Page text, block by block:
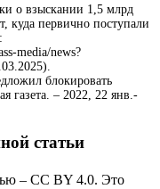
о взыскании 1,5 млрд
куда первично поступали
media/news?
блокировать
газета. – 2022, 22 янв.-
статьи
– CC BY 4.0. Это